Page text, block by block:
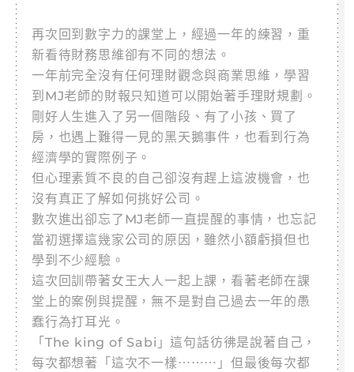
再次回到數字力的課堂上，經過一年的練習，重
新看待財務思維卻有不同的想法。
一年前完全沒有任何理財觀念與商業思維，學習
到MJ老師的財報只知道可以開始著手理財規劃。
剛好人生進入了另一個階段、有了小孩、買了
房，也遇上難得一見的黑天鵝事件，也看到行為
經濟學的實際例子。
但心理素質不良的自己卻沒有趕上這波機會，也
沒有真正了解如何挑好公司。
數次進出卻忘了MJ老師一直提醒的事情，也忘記
當初選擇這幾家公司的原因，雖然小額虧損但也
學到不少經驗。
這次回訓帶著女王大人一起上課，看著老師在課
堂上的案例與提醒，無不是對自己過去一年的愚
蠢行為打耳光。
「The king of Sabi」這句話彷彿是說著自己，
每次都想著「這次不一樣⋯⋯⋯」但最後每次都